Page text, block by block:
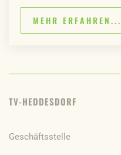
MEHR ERFAHREN...
TV-HEDDESDORF
Geschäftsstelle